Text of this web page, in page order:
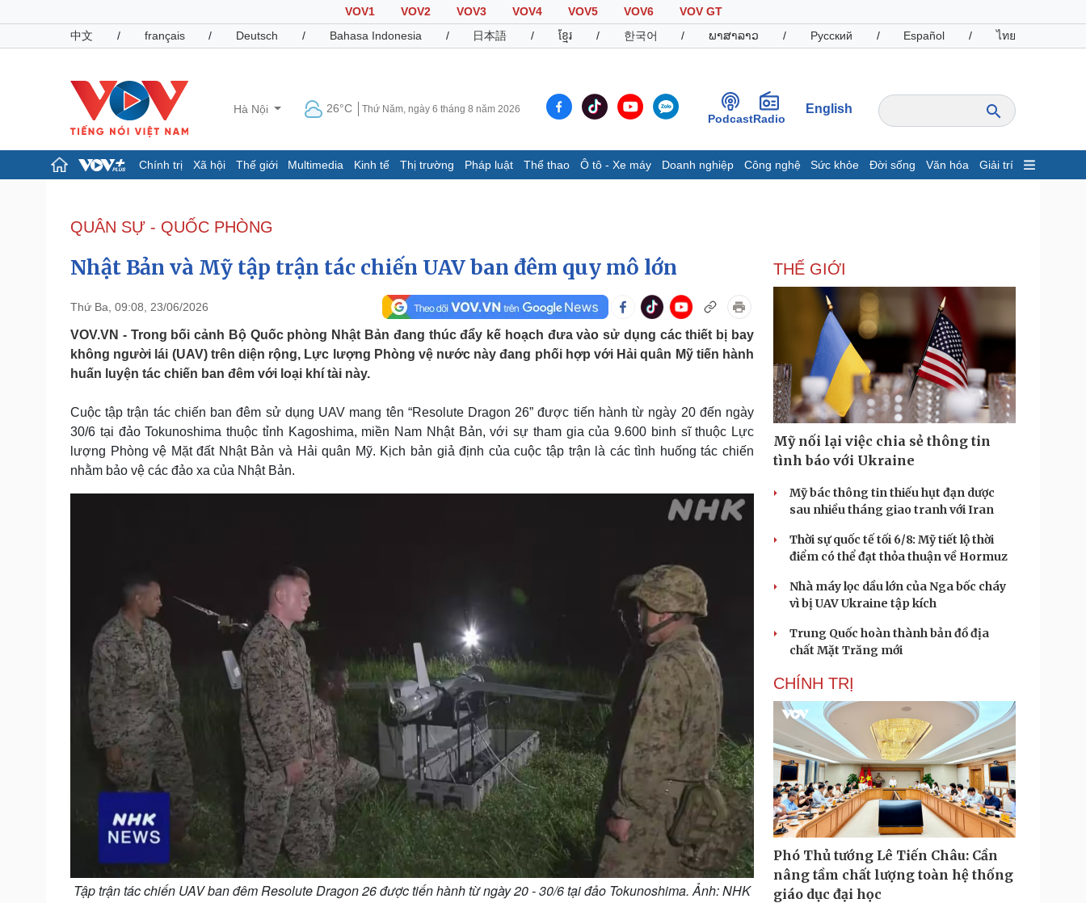
VOV1 VOV2 VOV3 VOV4 VOV5 VOV6
VOV GT
中文
/ français / Deutsch / Bahasa Indonesia / 日本語 / ខ្មែរ / 한국어 / ພາສາລາວ / Русский / Español / ไทย
Hà Nội 26°C Thứ Năm, ngày 6 tháng 8 năm 2026
PodcastRadio
English
Chính trị Xã hội Thế giới Multimedia Kinh tế Thị trường Pháp luật Thể thao Ô tô - Xe máy Doanh nghiệp Công nghệ Sức khỏe Đời sống Văn hóa Giải trí
Đảng
Tổ chức nhân sự
Nhận diện sự thật
Tin 24h
Dự báo thời tiết
Dấu ấn VOV
Hồ sơ
Infographic
Giá cà phê
Pháp luật
Vụ án
Tin nóng
Quân sự - Quốc phòng
Vũ khí
Việt Nam
Thể thao
Bóng đá
eSports
Ô tô - Xe máy
Ô tô
Doanh nghiệp
Thông tin doanh nghiệp
Doanh nghiệp 24h
Doanh nhân
Vì cộng đồng
Công nghệ
Sành điệu
Tin Công nghệ
Trải nghiệm
Chuyển đổi số
Sức khỏe
Dinh dưỡng - món ngon
Ăn sạch sống khỏe
Đời sống
Nhà đẹp
Văn hóa
Giải trí
Du lịch
check-in
Podcast
Đọc truyện đêm khuya
Cửa sổ tình yêu
Hạt giống tâm hồn
Cải chính
QUÂN SỰ - QUỐC PHÒNG
Nhật Bản và Mỹ tập trận tác chiến UAV ban đêm quy mô lớn
Thứ Ba, 09:08, 23/06/2026
VOV.VN - Trong bối cảnh Bộ Quốc phòng Nhật Bản đang thúc đẩy kế hoạch đưa vào sử dụng các thiết bị bay
không người lái (UAV) trên diện rộng, Lực lượng Phòng vệ nước này đang phối hợp với Hải quân Mỹ tiến hành
huấn luyện tác chiến ban đêm với loại khí tài này.
Cuộc tập trận tác chiến ban đêm sử dụng UAV mang tên “Resolute Dragon 26” được tiến hành từ ngày 20 đến ngày
30/6 tại đảo Tokunoshima thuộc tỉnh Kagoshima, miền Nam Nhật Bản, với sự tham gia của 9.600 binh sĩ thuộc Lực
lượng Phòng vệ Mặt đất Nhật Bản và Hải quân Mỹ. Kịch bản giả định của cuộc tập trận là các tình huống tác chiến
nhằm bảo vệ các đảo xa của Nhật Bản.
Tập trận tác chiến UAV ban đêm Resolute Dragon 26 được tiến hành từ ngày 20 - 30/6 tại đảo Tokunoshima. Ảnh: NHK
THẾ GIỚI
Mỹ nối lại việc chia sẻ thông tin
tình báo với Ukraine
Mỹ bác thông tin thiếu hụt đạn dược
sau nhiều tháng giao tranh với Iran
Thời sự quốc tế tối 6/8: Mỹ tiết lộ thời
điểm có thể đạt thỏa thuận về Hormuz
Nhà máy lọc dầu lớn của Nga bốc cháy
vì bị UAV Ukraine tập kích
Trung Quốc hoàn thành bản đồ địa
chất Mặt Trăng mới
CHÍNH TRỊ
Phó Thủ tướng Lê Tiến Châu: Cần
nâng tầm chất lượng toàn hệ thống
giáo dục đại học